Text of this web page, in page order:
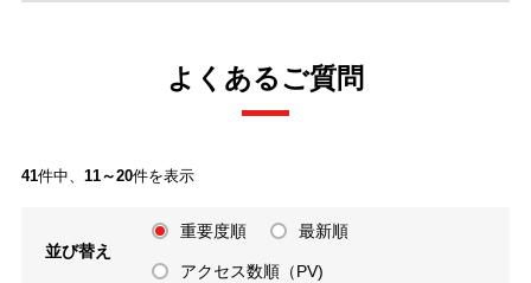
よくあるご質問
41件中、 11～20件を表示
並び替え
重要度順 最新順
アクセス数順（PV)